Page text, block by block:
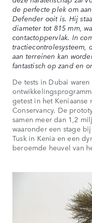
de perfecte plek om
Defender ooit is. Hij
diameter tot 815 mm,
contactoppervlak. In
tractiecontrolesysteem,
aan terreinen kan
fantastisch op zand en
De tests in Dubai
getest in het Keniaanse
Conservancy. De
samen meer dan 1,2
waaronder een stage
Tusk in Kenia en een
beroemde heuvel van